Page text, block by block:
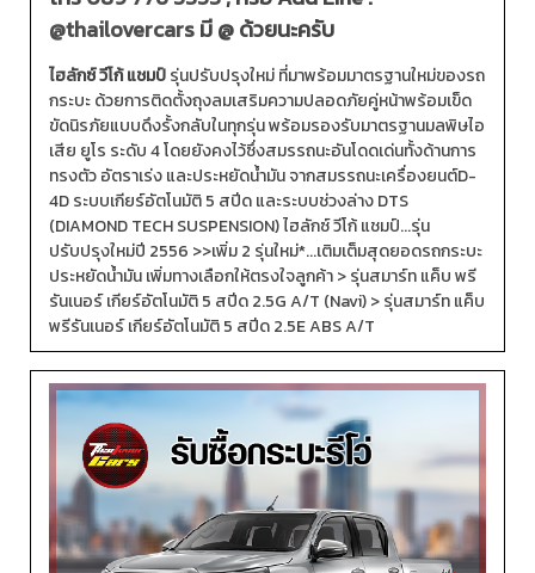
@thailovercarsมี @ ด้วยนะครับ
ไฮลักซ์ วีโก้ แชมป์รุ่นปรับปรุงใหม่ ที่มาพร้อมมาตรฐานใหม่ของรถ
กระบะ ด้วยการติดตั้งถุงลมเสริมความปลอดภัยคู่หน้าพร้อมเข็ด
ขัดนิรภัยแบบดึงรั้งกลับในทุกรุ่น พร้อมรองรับมาตรฐานมลพิษไอ
เสีย ยูโร ระดับ 4 โดยยังคงไว้ซึ่งสมรรถนะอันโดดเด่นทั้งด้านการ
ทรงตัว อัตราเร่ง และประหยัดน้ำมัน จากสมรรถนะเครื่องยนต์D-
4D ระบบเกียร์อัตโนมัติ 5 สปีด และระบบช่วงล่าง DTS
(DIAMOND TECH SUSPENSION) ไฮลักซ์ วีโก้ แชมป์...รุ่น
ปรับปรุงใหม่ปี 2556 >>เพิ่ม 2 รุ่นใหม่*...เติมเต็มสุดยอดรถกระบะ
ประหยัดน้ำมัน เพิ่มทางเลือกให้ตรงใจลูกค้า > รุ่นสมาร์ท แค็บ พรี
รันเนอร์ เกียร์อัตโนมัติ 5 สปีด 2.5G A/T (Navi) > รุ่นสมาร์ท แค็บ
พรีรันเนอร์ เกียร์อัตโนมัติ 5 สปีด 2.5E ABS A/T